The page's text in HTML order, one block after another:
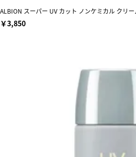
ALBION スーパー UV カット ノンケミカル クリー
￥3,850